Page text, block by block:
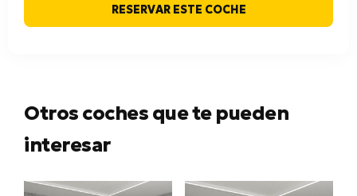
RESERVAR ESTE COCHE
Otros coches que te pueden
interesar